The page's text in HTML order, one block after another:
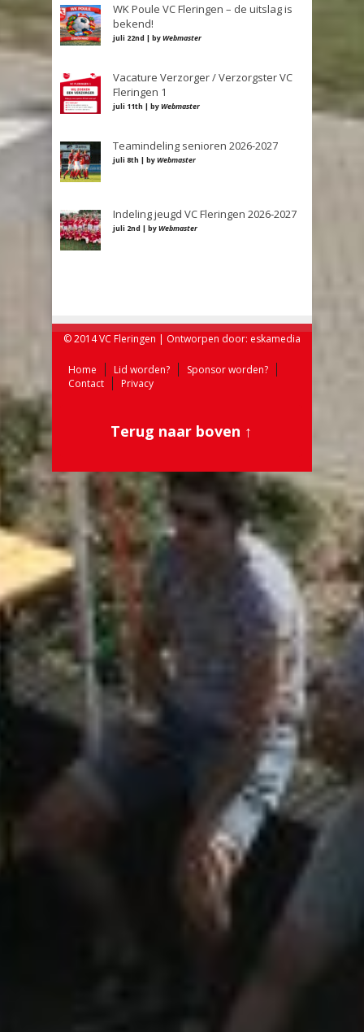
WK Poule VC Fleringen – de uitslag is
bekend!
juli 22nd | byWebmaster
Vacature Verzorger / Verzorgster VC
Fleringen 1
juli 11th | byWebmaster
Teamindeling senioren 2026-2027
juli 8th | byWebmaster
Indeling jeugd VC Fleringen 2026-2027
juli 2nd | byWebmaster
© 2014 VC Fleringen | Ontworpen door: eskamedia
Home Lid worden?
Sponsor worden?
Contact
Privacy
Terug naar boven ↑